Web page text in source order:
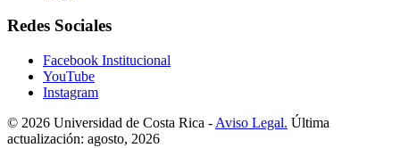
Redes Sociales
Facebook Institucional
YouTube
Instagram
© 2026 Universidad de Costa Rica - Aviso Legal. Última
actualización: agosto, 2026